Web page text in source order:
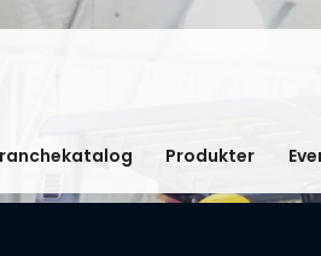
Produkter